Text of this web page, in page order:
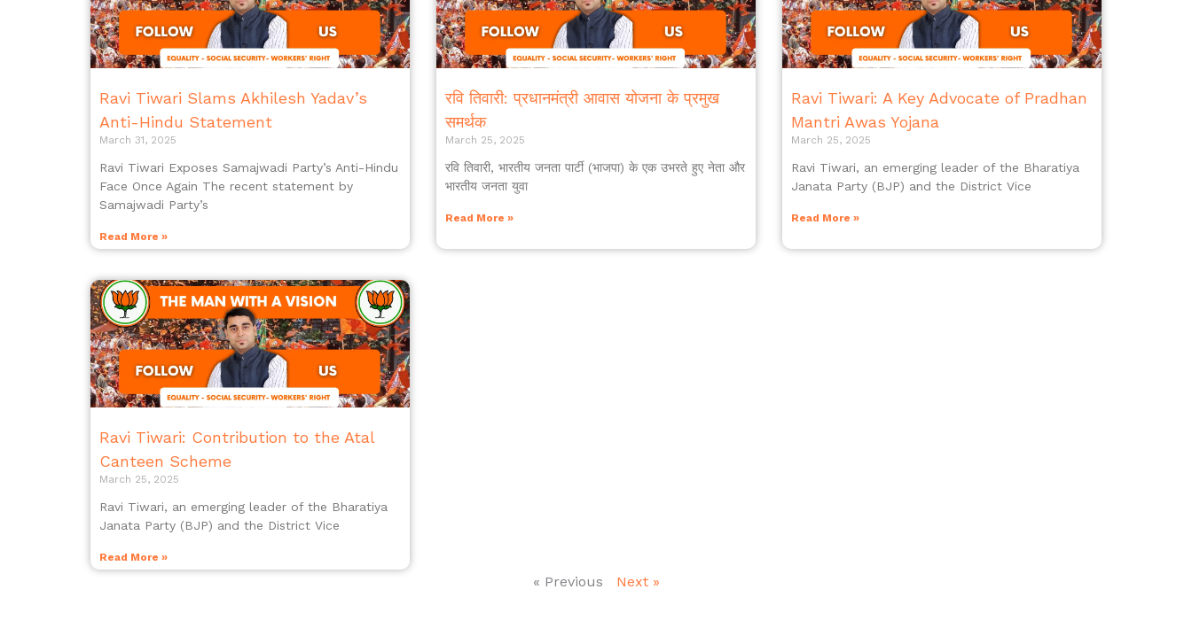
Ravi Tiwari Slams Akhilesh Yadav’s
Anti-Hindu Statement
March 31, 2025
Ravi Tiwari Exposes Samajwadi Party’s Anti-Hindu
Face Once Again The recent statement by
Samajwadi Party’s
Read More »
रवि तिवारी: प्रधानमंत्री आवास योजना के प्रमुख
समर्थक
March 25, 2025
रवि तिवारी, भारतीय जनता पार्टी (भाजपा) के एक उभरते हुए नेता और
भारतीय जनता युवा
Read More »
Ravi Tiwari: A Key Advocate of Pradhan
Mantri Awas Yojana
March 25, 2025
Ravi Tiwari, an emerging leader of the Bharatiya
Janata Party (BJP) and the District Vice
Read More »
Ravi Tiwari: Contribution to the Atal
Canteen Scheme
March 25, 2025
Ravi Tiwari, an emerging leader of the Bharatiya
Janata Party (BJP) and the District Vice
Read More »
« Previous Next »